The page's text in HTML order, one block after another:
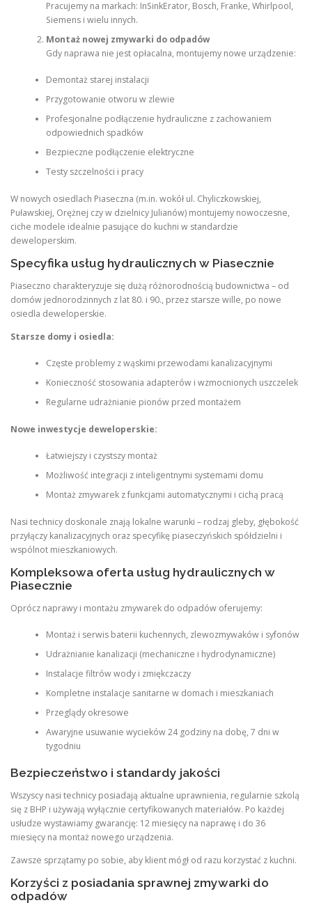
Pracujemy na markach: InSinkErator, Bosch, Franke, Whirlpool,
Siemens i wielu innych.
Montaż nowej zmywarki do odpadów
Gdy naprawa nie jest opłacalna, montujemy nowe urządzenie:
Demontaż starej instalacji
Przygotowanie otworu w zlewie
Profesjonalne podłączenie hydrauliczne z zachowaniem
odpowiednich spadków
Bezpieczne podłączenie elektryczne
Testy szczelności i pracy
W nowych osiedlach Piaseczna (m.in. wokół ul. Chyliczkowskiej,
Puławskiej, Orężnej czy w dzielnicy Julianów) montujemy nowoczesne,
ciche modele idealnie pasujące do kuchni w standardzie
deweloperskim.
Specyfika usług hydraulicznych w Piasecznie
Piaseczno charakteryzuje się dużą różnorodnością budownictwa – od
domów jednorodzinnych z lat 80. i 90., przez starsze wille, po nowe
osiedla deweloperskie.
Starsze domy i osiedla:
Częste problemy z wąskimi przewodami kanalizacyjnymi
Konieczność stosowania adapterów i wzmocnionych uszczelek
Regularne udrażnianie pionów przed montażem
Nowe inwestycje deweloperskie:
Łatwiejszy i czystszy montaż
Możliwość integracji z inteligentnymi systemami domu
Montaż zmywarek z funkcjami automatycznymi i cichą pracą
Nasi technicy doskonale znają lokalne warunki – rodzaj gleby, głębokość
przyłączy kanalizacyjnych oraz specyfikę piaseczyńskich spółdzielni i
wspólnot mieszkaniowych.
Kompleksowa oferta usług hydraulicznych w
Piasecznie
Oprócz naprawy i montażu zmywarek do odpadów oferujemy:
Montaż i serwis baterii kuchennych, zlewozmywaków i syfonów
Udrażnianie kanalizacji (mechaniczne i hydrodynamiczne)
Instalacje filtrów wody i zmiękczaczy
Kompletne instalacje sanitarne w domach i mieszkaniach
Przeglądy okresowe
Awaryjne usuwanie wycieków 24 godziny na dobę, 7 dni w
tygodniu
Bezpieczeństwo i standardy jakości
Wszyscy nasi technicy posiadają aktualne uprawnienia, regularnie szkolą
się z BHP i używają wyłącznie certyfikowanych materiałów. Po każdej
usłudze wystawiamy gwarancję: 12 miesięcy na naprawę i do 36
miesięcy na montaż nowego urządzenia.
Zawsze sprzątamy po sobie, aby klient mógł od razu korzystać z kuchni.
Korzyści z posiadania sprawnej zmywarki do
odpadów